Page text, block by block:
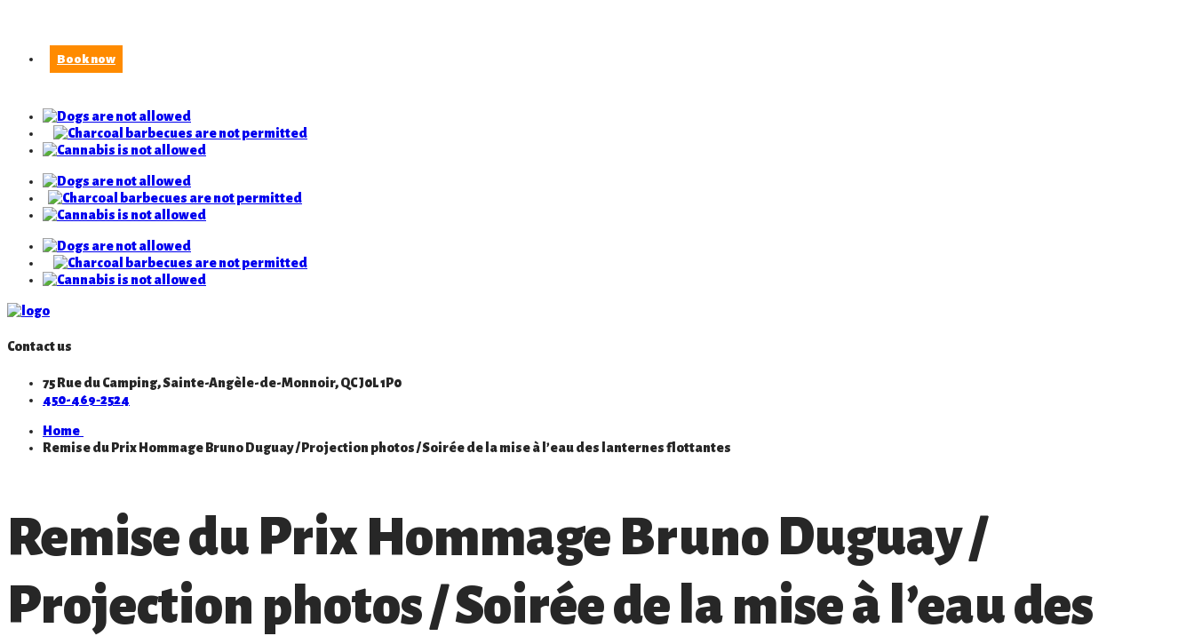
Book now
Contact us
75 Rue du Camping, Sainte-Angèle-de-Monnoir, QC J0L 1P0
450-469‑2524
Home
Remise du Prix Hommage Bruno Duguay / Projection photos / Soirée de la mise à l’eau des lanternes flottantes
Remise du Prix Hommage Bruno Duguay /
Projection photos / Soirée de la mise à l’eau des